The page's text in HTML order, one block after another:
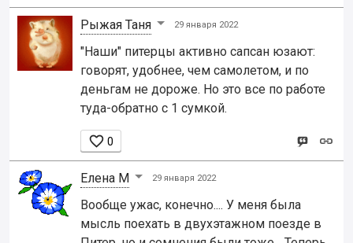
Рыжая Таня 29 января 2022
"Наши" питерцы активно сапсан юзают:
говорят, удобнее, чем самолетом, и по
деньгам не дороже. Но это все по работе
туда-обратно с 1 сумкой.
 0
Елена М 29 января 2022
Вообще ужас, конечно.... У меня была
мысль поехать в двухэтажном поезде в